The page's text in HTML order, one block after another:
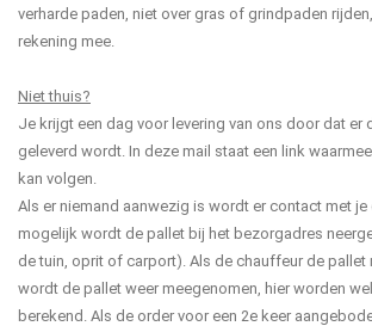
verharde paden, niet over gras of grindpaden
rekening mee.
Niet thuis?
Je krijgt een dag voor levering van ons door dat er
geleverd wordt. In deze mail staat een link
kan volgen.
Als er niemand aanwezig is wordt er contact met
mogelijk wordt de pallet bij het bezorgadres
de tuin, oprit of carport). Als de chauffeur de pallet
wordt de pallet weer meegenomen, hier worden
berekend. Als de order voor een 2e keer